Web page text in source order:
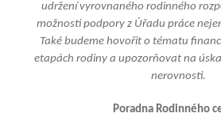
udržení vyrovnaného rodinného
možnosti podpory z Úřadu práce
Také budeme hovořit o tématu
etapách rodiny a upozorňovat na
nerovnosti.
Poradna Rodinného